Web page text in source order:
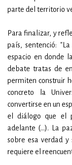
parte del territorio
Para finalizar, y
país, sentenció:
espacio en donde
debate tratas de
permiten construir
concreto la
convertirse en un
el diálogo que el
adelante (…). La
sobre esa verdad y
requiere el